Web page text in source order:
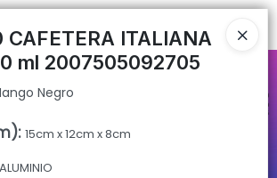
ITALIANA
ml 2007505092705
Negro
: 15cm x 12cm x 8cm
ALUMINIO